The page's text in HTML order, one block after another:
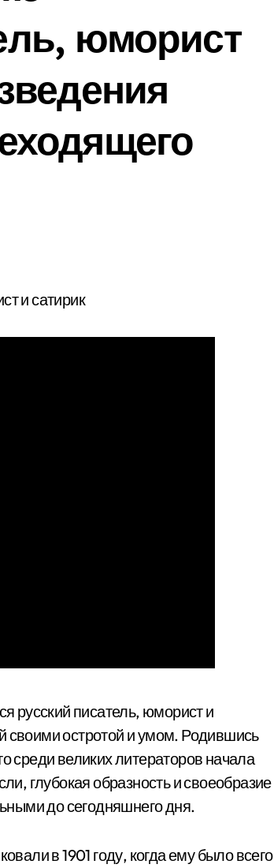
юморист
писатель, юморист и
своими остротой и умом. Родившись
среди великих литераторов начала
глубокая образность и своеобразие
до сегодняшнего дня.
в 1901 году, когда ему было всего